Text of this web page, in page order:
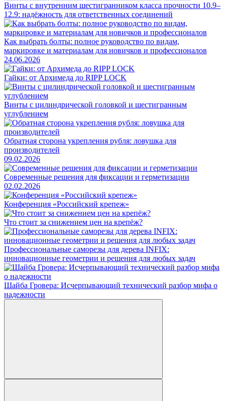
Винты с внутренним шестигранником класса прочности 10.9–
12.9: надёжность для ответственных соединений
Как выбрать болты: полное руководство по видам,
маркировке и материалам для новичков и профессионалов
24.06.2026
Гайки: от Архимеда до RIPP LOCK
Винты с цилиндрической головкой и шестигранным
углублением
Обратная сторона укрепления рубля: ловушка для
производителей
09.02.2026
Современные решения для фиксации и герметизации
02.02.2026
Конференция «Российский крепеж»
Что стоит за снижением цен на крепёж?
Профессиональные саморезы для дерева INFIX:
инновационные геометрии и решения для любых задач
Шайба Гровера: Исчерпывающий технический разбор мифа о
надежности